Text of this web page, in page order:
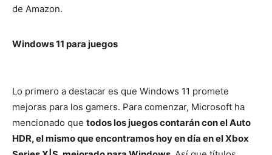
de Amazon.
Windows 11 para juegos
Lo primero a destacar es que Windows 11 promete
mejoras para los gamers. Para comenzar, Microsoft ha
mencionado que todos los juegos contarán con el Auto
HDR, el mismo que encontramos hoy en día en el Xbox